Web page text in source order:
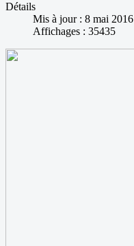
Détails
Mis à jour : 8 mai 2016
Affichages : 35435